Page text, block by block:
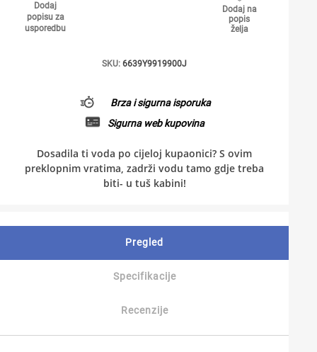
Dodaj
popisu za
usporedbu
Dodaj na
popis
želja
SKU: 6639Y9919900J
Brza i sigurna isporuka
Sigurna web kupovina
Dosadila ti voda po cijeloj kupaonici? S ovim
preklopnim vratima, zadrži vodu tamo gdje treba
biti- u tuš kabini!
Pregled
Specifikacije
Recenzije